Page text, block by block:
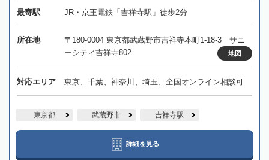
最寄駅 JR・京王電鉄「吉祥寺駅」徒歩2分
所在地
〒180-0004 東京都武蔵野市吉祥寺本町1-18-3 サニ
ーシティ吉祥寺802
地図
対応エリア 東京、千葉、神奈川、埼玉、全国オンライン相談可
東京都 武蔵野市 吉祥寺駅
詳細を見る